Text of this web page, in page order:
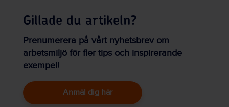
Gillade du artikeln?
Prenumerera på vårt nyhetsbrev om
arbetsmiljö för fler tips och inspirerande
exempel!
Anmäl dig här